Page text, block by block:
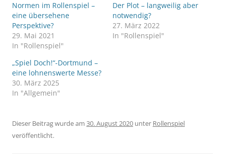
Normen im Rollenspiel –
eine übersehene
Perspektive?
29. Mai 2021
In "Rollenspiel"
Der Plot – langweilig aber
notwendig?
27. März 2022
In "Rollenspiel"
„Spiel Doch!“-Dortmund –
eine lohnenswerte Messe?
30. März 2025
In "Allgemein"
Dieser Beitrag wurde am 30. August 2020 unter Rollenspiel
veröffentlicht.